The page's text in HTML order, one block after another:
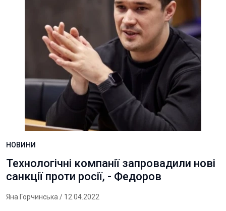
НОВИНИ
Технологічні компанії запровадили нові
санкції проти росії, - Федоров
Яна Горчинська / 12.04.2022